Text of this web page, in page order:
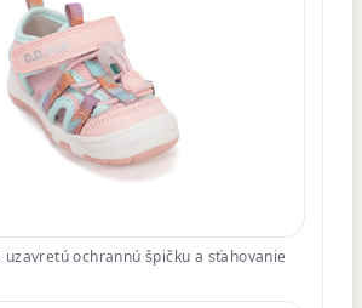
uzavretú ochrannú špičku a sťahovanie